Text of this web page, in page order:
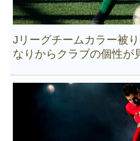
Jリーグチームカラー被
なりからクラブの個性が